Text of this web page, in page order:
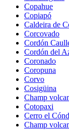
Copahue
Copiapó
Caldeira de
Corcovado
Cordón
Cordón del
Coronado
Coropuna
Corvo
Cosigüina
Champ
Cotopaxi
Cerro el
Champ